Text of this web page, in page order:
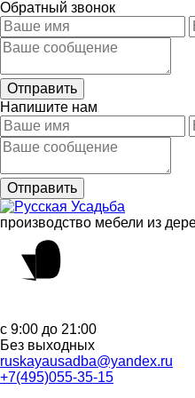
Обратный звонок
Напишите нам
производство мебели из
с 9:00 до 21:00
Без выходных
ruskayausadba@yandex.ru
+7(495)055-35-15